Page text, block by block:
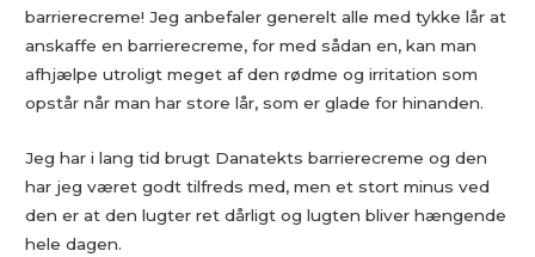
barrierecreme! Jeg anbefaler generelt alle med tykke lår at
anskaffe en barrierecreme, for med sådan en, kan man
afhjælpe utroligt meget af den rødme og irritation som
opstår når man har store lår, som er glade for hinanden.
Jeg har i lang tid brugt Danatekts barrierecreme og den
har jeg været godt tilfreds med, men et stort minus ved
den er at den lugter ret dårligt og lugten bliver hængende
hele dagen.